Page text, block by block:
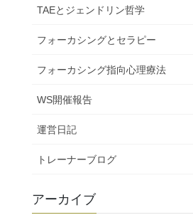
TAEとジェンドリン哲学
フォーカシングとセラピー
フォーカシング指向心理療法
WS開催報告
運営日記
トレーナーブログ
アーカイブ